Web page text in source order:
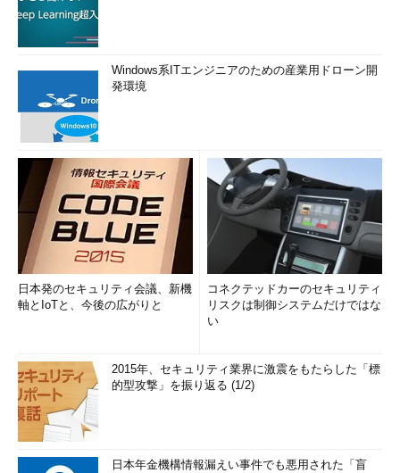
Windows系ITエンジニアのための産業用ドローン開
発環境
日本発のセキュリティ会議、新機
軸とIoTと、今後の広がりと
コネクテッドカーのセキュリティ
リスクは制御システムだけではな
い
2015年、セキュリティ業界に激震をもたらした「標
的型攻撃」を振り返る (1/2)
日本年金機構情報漏えい事件でも悪用された「盲